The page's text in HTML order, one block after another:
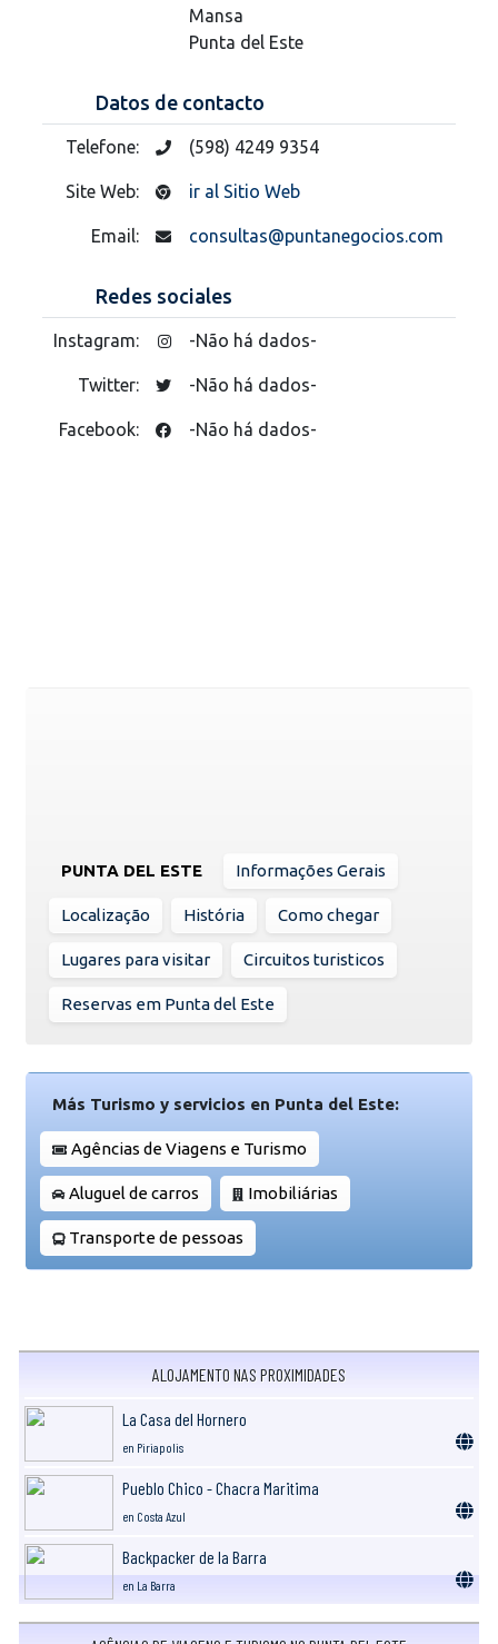
Mansa
Punta del Este
Datos de contacto
Telefone: (598) 4249 9354
Site Web: ir al Sitio Web
Email: consultas@puntanegocios.com
Redes sociales
Instagram: -Não há dados-
Twitter: -Não há dados-
Facebook: -Não há dados-
PUNTA DEL ESTE Informações Gerais
Localização História Como chegar
Lugares para visitar Circuitos turisticos
Reservas em Punta del Este
Más Turismo y servicios en Punta del Este:
Agências de Viagens e Turismo
Aluguel de carros Imobiliárias
Transporte de pessoas
ALOJAMENTO NAS PROXIMIDADES
La Casa del Hornero
en Piriapolis
Pueblo Chico - Chacra Maritima
en Costa Azul
Backpacker de la Barra
en La Barra